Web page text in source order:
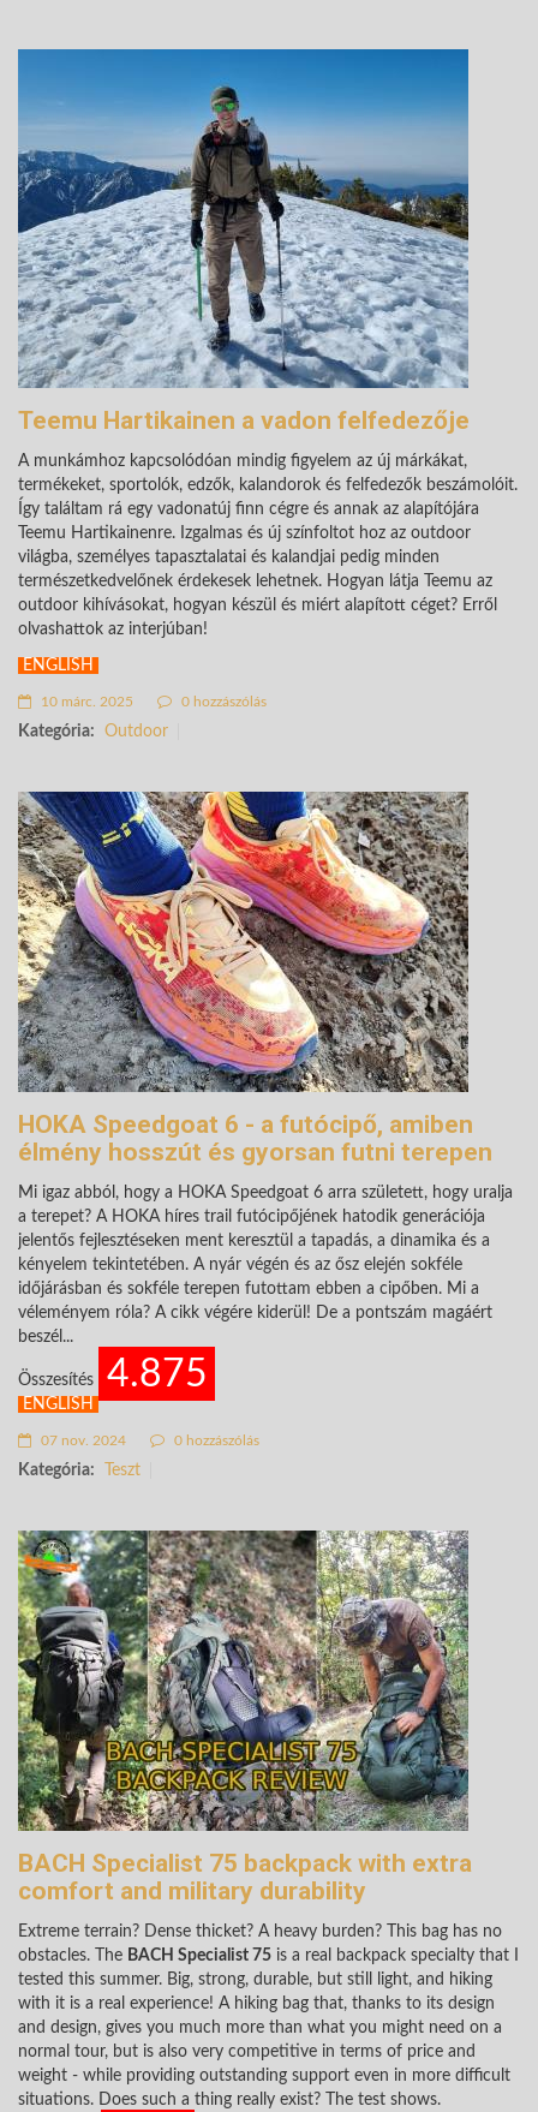
Teemu Hartikainen a vadon felfedezője
A munkámhoz kapcsolódóan mindig figyelem az új márkákat,
termékeket, sportolók, edzők, kalandorok és felfedezők beszámolóit.
Így találtam rá egy vadonatúj finn cégre és annak az alapítójára
Teemu Hartikainenre. Izgalmas és új színfoltot hoz az outdoor
világba, személyes tapasztalatai és kalandjai pedig minden
természetkedvelőnek érdekesek lehetnek. Hogyan látja Teemu az
outdoor kihívásokat, hogyan készül és miért alapított céget? Erről
olvashattok az interjúban!
ENGLISH
10 márc. 2025 0 hozzászólás
Kategória: Outdoor
HOKA Speedgoat 6 - a futócipő, amiben
élmény hosszút és gyorsan futni terepen
Mi igaz abból, hogy a HOKA Speedgoat 6 arra született, hogy uralja
a terepet? A HOKA híres trail futócipőjének hatodik generációja
jelentős fejlesztéseken ment keresztül a tapadás, a dinamika és a
kényelem tekintetében. A nyár végén és az ősz elején sokféle
időjárásban és sokféle terepen futottam ebben a cipőben. Mi a
véleményem róla? A cikk végére kiderül! De a pontszám magáért
beszél...
Összesítés 4.875
ENGLISH
07 nov. 2024 0 hozzászólás
Kategória: Teszt
BACH Specialist 75 backpack with extra
comfort and military durability
Extreme terrain? Dense thicket? A heavy burden? This bag has no
obstacles. The BACH Specialist 75 is a real backpack specialty that I
tested this summer. Big, strong, durable, but still light, and hiking
with it is a real experience! A hiking bag that, thanks to its design
and design, gives you much more than what you might need on a
normal tour, but is also very competitive in terms of price and
weight - while providing outstanding support even in more difficult
situations. Does such a thing really exist? The test shows.